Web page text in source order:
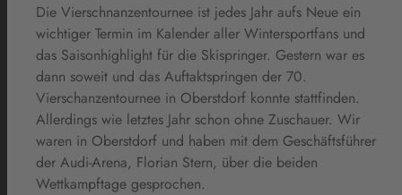
Die Vierschnanzentournee ist jedes Jahr aufs Neue ein
wichtiger Termin im Kalender aller Wintersportfans und
das Saisonhighlight für die Skispringer. Gestern war es
dann soweit und das Auftaktspringen der 70.
Vierschanzentournee in Oberstdorf konnte stattfinden.
Allerdings wie letztes Jahr schon ohne Zuschauer. Wir
waren in Oberstdorf und haben mit dem Geschäftsführer
der Audi-Arena, Florian Stern, über die beiden
Wettkampftage gesprochen.